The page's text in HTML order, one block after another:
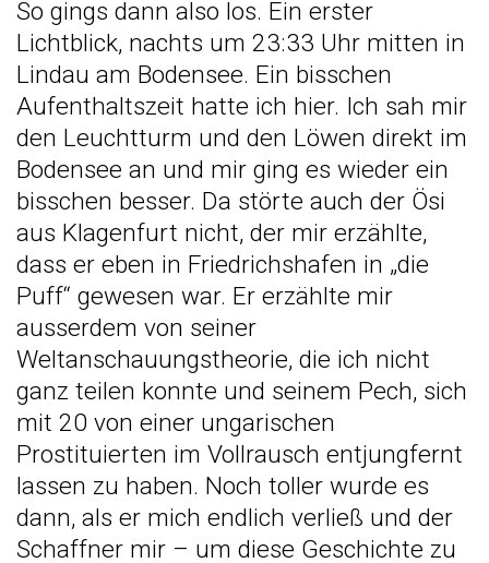
So gings dann also los. Ein erster
Lichtblick, nachts um 23:33 Uhr mitten in
Lindau am Bodensee. Ein bisschen
Aufenthaltszeit hatte ich hier. Ich sah mir
den Leuchtturm und den Löwen direkt im
Bodensee an und mir ging es wieder ein
bisschen besser. Da störte auch der Ösi
aus Klagenfurt nicht, der mir erzählte,
dass er eben in Friedrichshafen in „die
Puff“ gewesen war. Er erzählte mir
ausserdem von seiner
Weltanschauungstheorie, die ich nicht
ganz teilen konnte und seinem Pech, sich
mit 20 von einer ungarischen
Prostituierten im Vollrausch entjungfernt
lassen zu haben. Noch toller wurde es
dann, als er mich endlich verließ und der
Schaffner mir – um diese Geschichte zu